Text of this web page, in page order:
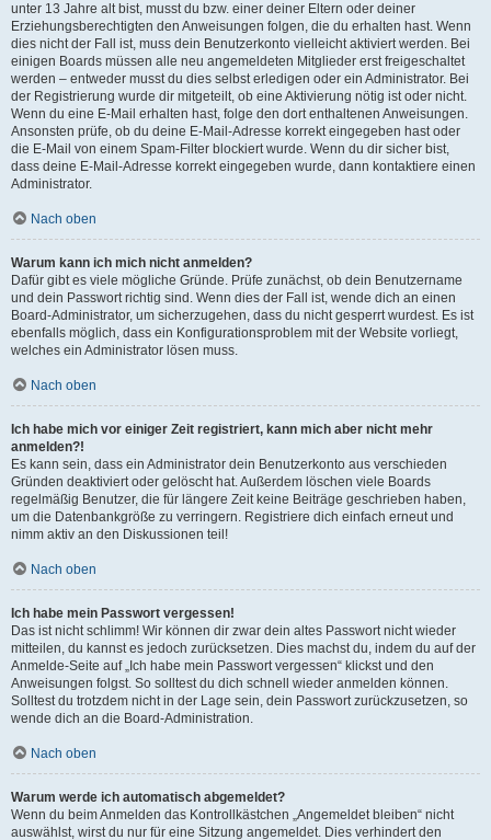
unter 13 Jahre alt bist, musst du bzw. einer deiner Eltern oder deiner
Erziehungsberechtigten den Anweisungen folgen, die du erhalten hast. Wenn
dies nicht der Fall ist, muss dein Benutzerkonto vielleicht aktiviert werden. Bei
einigen Boards müssen alle neu angemeldeten Mitglieder erst freigeschaltet
werden – entweder musst du dies selbst erledigen oder ein Administrator. Bei
der Registrierung wurde dir mitgeteilt, ob eine Aktivierung nötig ist oder nicht.
Wenn du eine E-Mail erhalten hast, folge den dort enthaltenen Anweisungen.
Ansonsten prüfe, ob du deine E-Mail-Adresse korrekt eingegeben hast oder
die E-Mail von einem Spam-Filter blockiert wurde. Wenn du dir sicher bist,
dass deine E-Mail-Adresse korrekt eingegeben wurde, dann kontaktiere einen
Administrator.
Nach oben
Warum kann ich mich nicht anmelden?
Dafür gibt es viele mögliche Gründe. Prüfe zunächst, ob dein Benutzername
und dein Passwort richtig sind. Wenn dies der Fall ist, wende dich an einen
Board-Administrator, um sicherzugehen, dass du nicht gesperrt wurdest. Es ist
ebenfalls möglich, dass ein Konfigurationsproblem mit der Website vorliegt,
welches ein Administrator lösen muss.
Nach oben
Ich habe mich vor einiger Zeit registriert, kann mich aber nicht mehr
anmelden?!
Es kann sein, dass ein Administrator dein Benutzerkonto aus verschieden
Gründen deaktiviert oder gelöscht hat. Außerdem löschen viele Boards
regelmäßig Benutzer, die für längere Zeit keine Beiträge geschrieben haben,
um die Datenbankgröße zu verringern. Registriere dich einfach erneut und
nimm aktiv an den Diskussionen teil!
Nach oben
Ich habe mein Passwort vergessen!
Das ist nicht schlimm! Wir können dir zwar dein altes Passwort nicht wieder
mitteilen, du kannst es jedoch zurücksetzen. Dies machst du, indem du auf der
Anmelde-Seite auf „Ich habe mein Passwort vergessen“ klickst und den
Anweisungen folgst. So solltest du dich schnell wieder anmelden können.
Solltest du trotzdem nicht in der Lage sein, dein Passwort zurückzusetzen, so
wende dich an die Board-Administration.
Nach oben
Warum werde ich automatisch abgemeldet?
Wenn du beim Anmelden das Kontrollkästchen „Angemeldet bleiben“ nicht
auswählst, wirst du nur für eine Sitzung angemeldet. Dies verhindert den